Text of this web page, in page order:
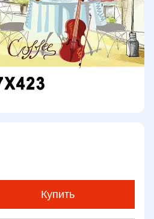
Купить